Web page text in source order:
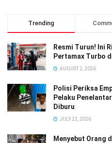
Trending
Resmi Turun! Ini
Pertamax Turbo
AUGUST 2, 2026
Polisi Periksa
Pelaku
Diburu
JULY 22, 2026
Menyebut Orang